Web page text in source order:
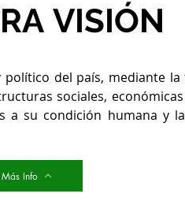
VISIÓN
del país, mediante
sociales,
a su condición humana y
Más Info